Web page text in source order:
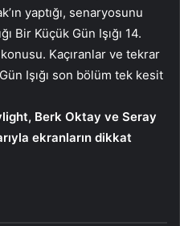
yaptığı, senaryosunu
Bir Küçük Gün Işığı 14.
Kaçıranlar ve tekrar
Işığı son bölüm tek kesit
Berk Oktay ve Seray
ekranların dikkat